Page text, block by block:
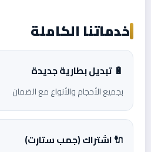
خدماتنا الكاملة
🔋 تبديل بطارية جديدة
بجميع الأحجام والأنواع مع الضمان
🔌 اشتراك (جمب ستارت)